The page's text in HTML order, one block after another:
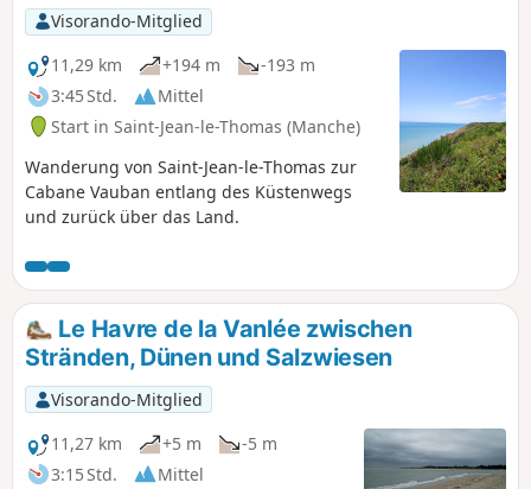
Visorando-Mitglied
11,29 km
+194 m
-193 m
3:45 Std.
Mittel
Start in Saint-Jean-le-Thomas (Manche)
Wanderung von Saint-Jean-le-Thomas zur
Cabane Vauban entlang des Küstenwegs
und zurück über das Land.
Le Havre de la Vanlée zwischen
Stränden, Dünen und Salzwiesen
Visorando-Mitglied
11,27 km
+5 m
-5 m
3:15 Std.
Mittel